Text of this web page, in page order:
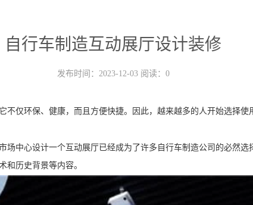
自行车制造互动展厅设计装修
发布时间：2023-12-03 阅读：0
不仅环保、健康，而且方便快捷。因此，越来越多的人开始选择使
场中心设计一个互动展厅已经成为了许多自行车制造公司的必然选
和历史背景等内容。